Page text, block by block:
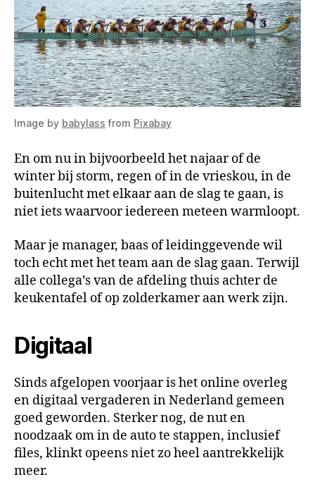
Image by babylass from Pixabay
En om nu in bijvoorbeeld het najaar of de
winter bij storm, regen of in de vrieskou, in de
buitenlucht met elkaar aan de slag te gaan, is
niet iets waarvoor iedereen meteen warmloopt.
Maar je manager, baas of leidinggevende wil
toch echt met het team aan de slag gaan. Terwijl
alle collega’s van de afdeling thuis achter de
keukentafel of op zolderkamer aan werk zijn.
Digitaal
Sinds afgelopen voorjaar is het online overleg
en digitaal vergaderen in Nederland gemeen
goed geworden. Sterker nog, de nut en
noodzaak om in de auto te stappen, inclusief
files, klinkt opeens niet zo heel aantrekkelijk
meer.